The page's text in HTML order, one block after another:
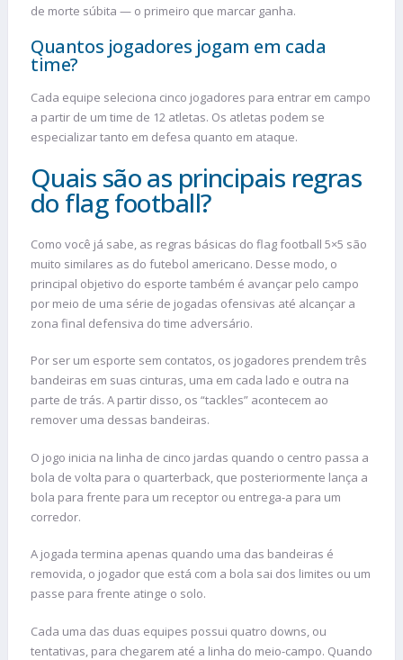
de morte súbita — o primeiro que marcar ganha.
Quantos jogadores jogam em cada
time?
Cada equipe seleciona cinco jogadores para entrar em campo
a partir de um time de 12 atletas. Os atletas podem se
especializar tanto em defesa quanto em ataque.
Quais são as principais regras
do flag football?
Como você já sabe, as regras básicas do flag football 5×5 são
muito similares as do futebol americano. Desse modo, o
principal objetivo do esporte também é avançar pelo campo
por meio de uma série de jogadas ofensivas até alcançar a
zona final defensiva do time adversário.
Por ser um esporte sem contatos, os jogadores prendem três
bandeiras em suas cinturas, uma em cada lado e outra na
parte de trás. A partir disso, os “tackles” acontecem ao
remover uma dessas bandeiras.
O jogo inicia na linha de cinco jardas quando o centro passa a
bola de volta para o quarterback, que posteriormente lança a
bola para frente para um receptor ou entrega-a para um
corredor.
A jogada termina apenas quando uma das bandeiras é
removida, o jogador que está com a bola sai dos limites ou um
passe para frente atinge o solo.
Cada uma das duas equipes possui quatro downs, ou
tentativas, para chegarem até a linha do meio-campo. Quando